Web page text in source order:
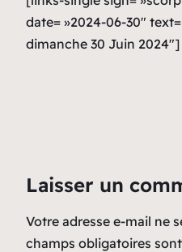
date= »2024-06-30″
dimanche 30 Juin 2024″]
Laisser un
Votre adresse e-mail ne
champs obligatoires